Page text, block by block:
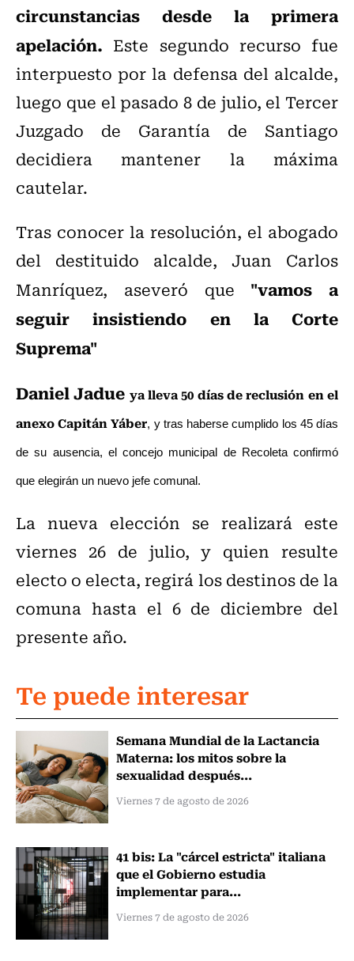
circunstancias desde la primera
apelación. Este segundo recurso fue
interpuesto por la defensa del alcalde,
luego que el pasado 8 de julio, el Tercer
Juzgado de Garantía de Santiago
decidiera mantener la máxima
cautelar.
Tras conocer la resolución, el abogado
del destituido alcalde, Juan Carlos
Manríquez, aseveró que "vamos a
seguir insistiendo en la Corte
Suprema"
Daniel Jadue ya lleva 50 días de reclusión en el
anexo Capitán Yáber, y tras haberse cumplido los 45 días
de su ausencia, el concejo municipal de Recoleta confirmó
que elegirán un nuevo jefe comunal.
La nueva elección se realizará este
viernes 26 de julio, y quien resulte
electo o electa, regirá los destinos de la
comuna hasta el 6 de diciembre del
presente año.
Te puede interesar
Semana Mundial de la Lactancia
Materna: los mitos sobre la
sexualidad después...
Viernes 7 de agosto de 2026
41 bis: La "cárcel estricta" italiana
que el Gobierno estudia
implementar para...
Viernes 7 de agosto de 2026